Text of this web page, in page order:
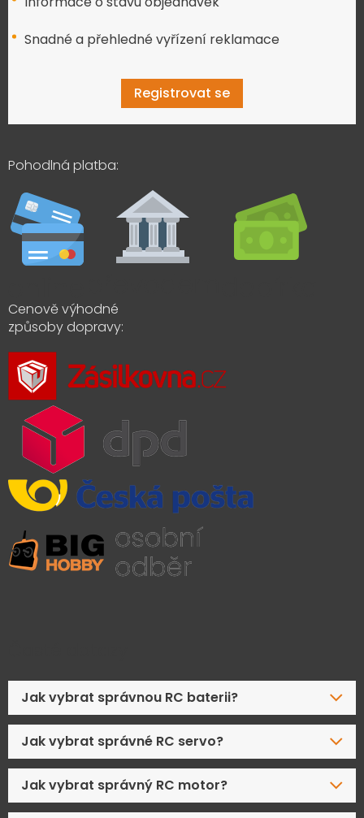
Snadné a přehledné vyřízení reklamace
Registrovat se
Pohodlná platba:
Cenově výhodné
způsoby dopravy:
Jak vybrat správnou RC baterii?
Jak vybrat správné RC servo?
Jak vybrat správný RC motor?